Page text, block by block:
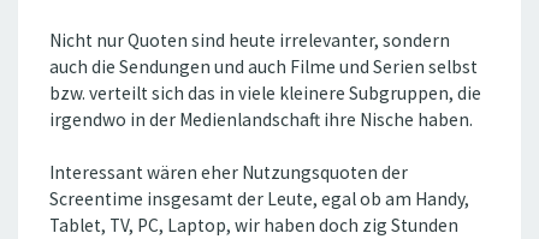
Nicht nur Quoten sind heute irrelevanter, sondern
auch die Sendungen und auch Filme und Serien selbst
bzw. verteilt sich das in viele kleinere Subgruppen, die
irgendwo in der Medienlandschaft ihre Nische haben.
Interessant wären eher Nutzungsquoten der
Screentime insgesamt der Leute, egal ob am Handy,
Tablet, TV, PC, Laptop, wir haben doch zig Stunden